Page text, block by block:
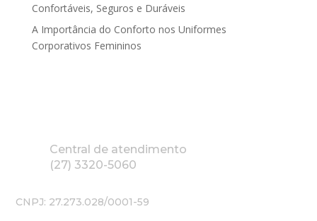
Confortáveis, Seguros e Duráveis
A Importância do Conforto nos Uniformes
Corporativos Femininos
Central de atendimento
(27) 3320-5060
CNPJ: 27.273.028/0001-59